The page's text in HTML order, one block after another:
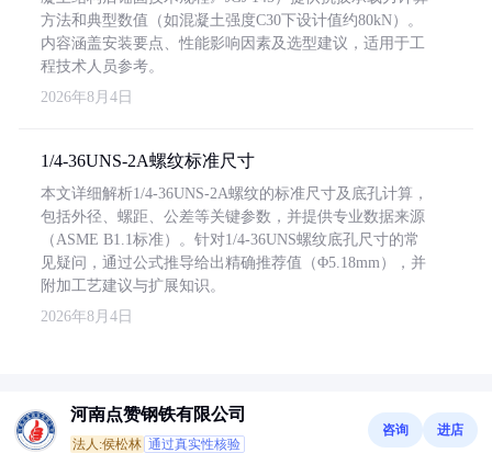
方法和典型数值（如混凝土强度C30下设计值约80kN）。
内容涵盖安装要点、性能影响因素及选型建议，适用于工
程技术人员参考。
2026年8月4日
1/4-36UNS-2A螺纹标准尺寸
本文详细解析1/4-36UNS-2A螺纹的标准尺寸及底孔计算，
包括外径、螺距、公差等关键参数，并提供专业数据来源
（ASME B1.1标准）。针对1/4-36UNS螺纹底孔尺寸的常
见疑问，通过公式推导给出精确推荐值（Φ5.18mm），并
附加工艺建议与扩展知识。
2026年8月4日
河南点赞钢铁有限公司
法人:侯松林 通过真实性核验
咨询 进店